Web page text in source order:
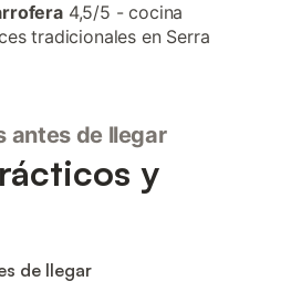
4,5/5 - cocina
tradicionales en Serra
antes de llegar
y
de llegar